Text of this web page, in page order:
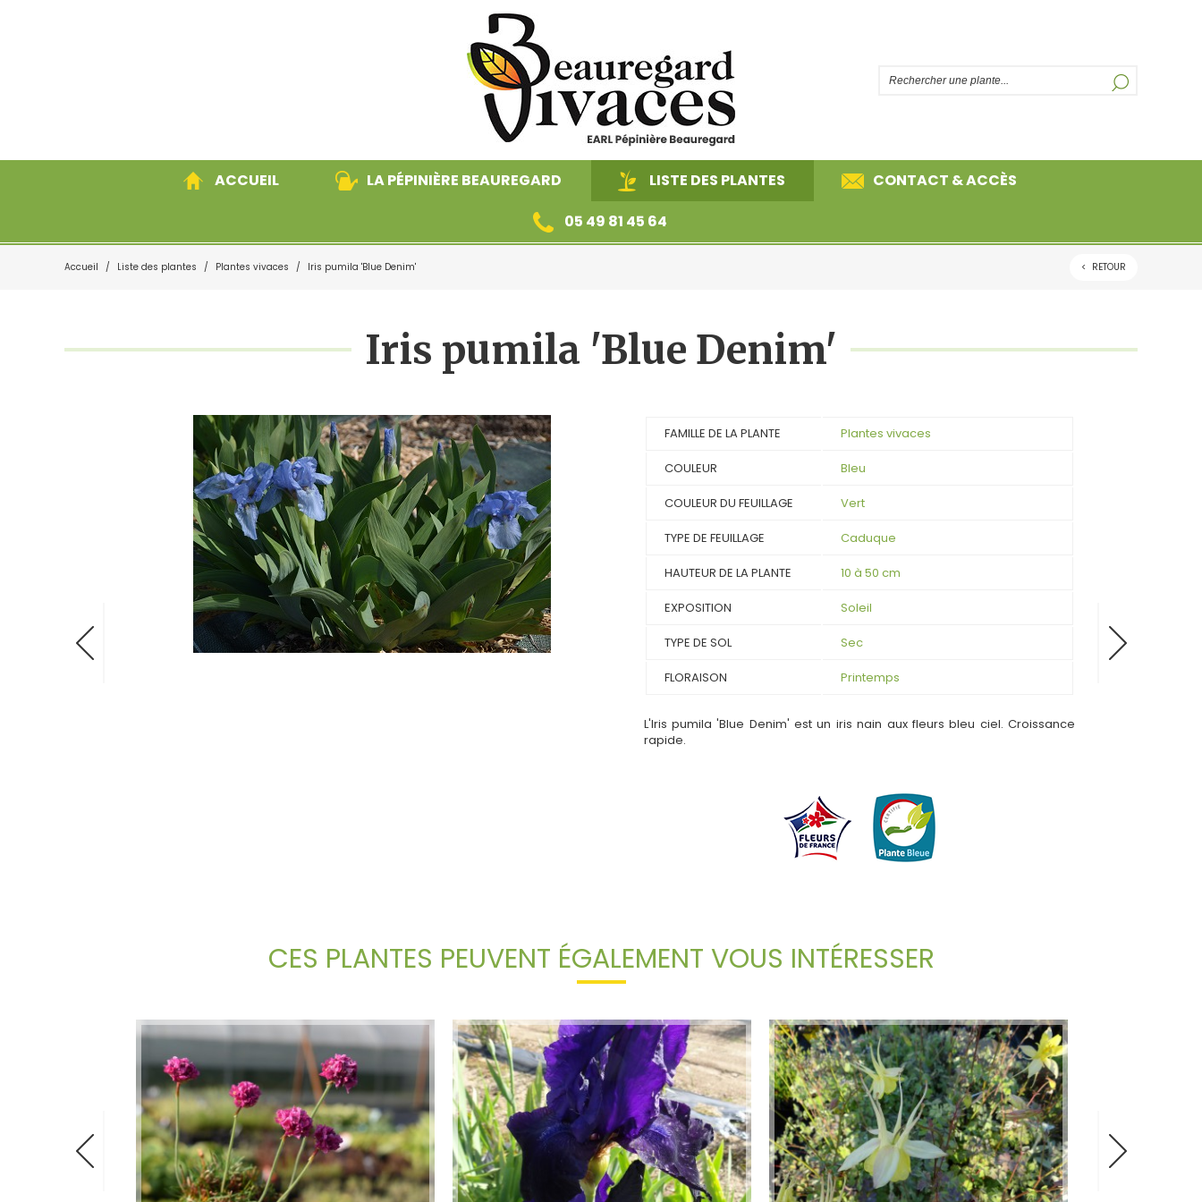
ACCUEIL LA PÉPINIÈRE BEAUREGARD LISTE DES PLANTES
Découvrez plus de 850 végétaux
plantes de rive.
CONTACT & ACCÈS
05 49 81 45 64
Accueil / Liste des plantes / Plantes vivaces / Iris pumila 'Blue Denim' < RETOUR
Iris pumila 'Blue Denim'
FAMILLE DE LA PLANTE Plantes vivaces
COULEUR Bleu
COULEUR DU FEUILLAGE Vert
TYPE DE FEUILLAGE Caduque
HAUTEUR DE LA PLANTE 10 à 50 cm
EXPOSITION Soleil
TYPE DE SOL Sec
FLORAISON Printemps
L'Iris pumila 'Blue Denim' est un iris nain aux fleurs bleu ciel. Croissance
rapide.
CES PLANTES PEUVENT ÉGALEMENT VOUS INTÉRESSER